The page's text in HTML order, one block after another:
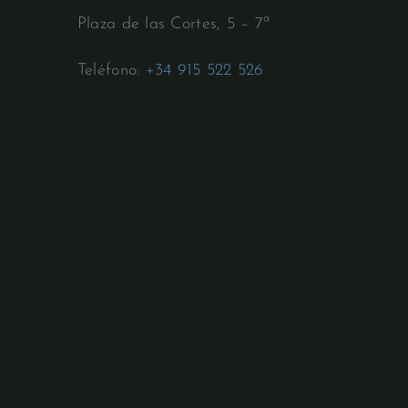
Plaza de las Cortes, 5 – 7ª
Teléfono: +34 915 522 526